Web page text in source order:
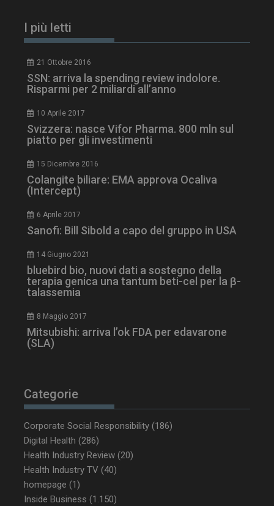
I più letti
21 Ottobre 2016
SSN: arriva la spending review indolore.
Risparmi per 2 miliardi all’anno
10 Aprile 2017
Svizzera: nasce Vifor Pharma. 800 mln sul
piatto per gli investimenti
15 Dicembre 2016
Colangite biliare: EMA approva Ocaliva
(Intercept)
6 Aprile 2017
Sanofi: Bill Sibold a capo del gruppo in USA
14 Giugno 2021
bluebird bio, nuovi dati a sostegno della
terapia genica una tantum beti-cel per la β-
talassemia
8 Maggio 2017
Mitsubishi: arriva l’ok FDA per edavarone
(SLA)
Categorie
Corporate Social Responsibility (186)
Digital Health (286)
Health Industry Review (20)
Health Industry TV (40)
homepage (1)
Inside Business (1.150)
ARRAffinitySameSite
PHPSESSID
PHP.net